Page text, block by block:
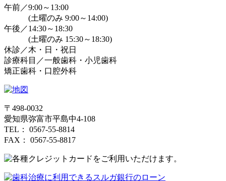
午前／9:00～13:00
(土曜のみ 9:00～14:00)
午後／14:30～18:30
(土曜のみ 15:30～18:30)
休診／木・日・祝日
診療科目／一般歯科・小児歯科
矯正歯科・口腔外科
〒498-0032
愛知県弥富市平島中4-108
TEL： 0567-55-8814
FAX： 0567-55-8817